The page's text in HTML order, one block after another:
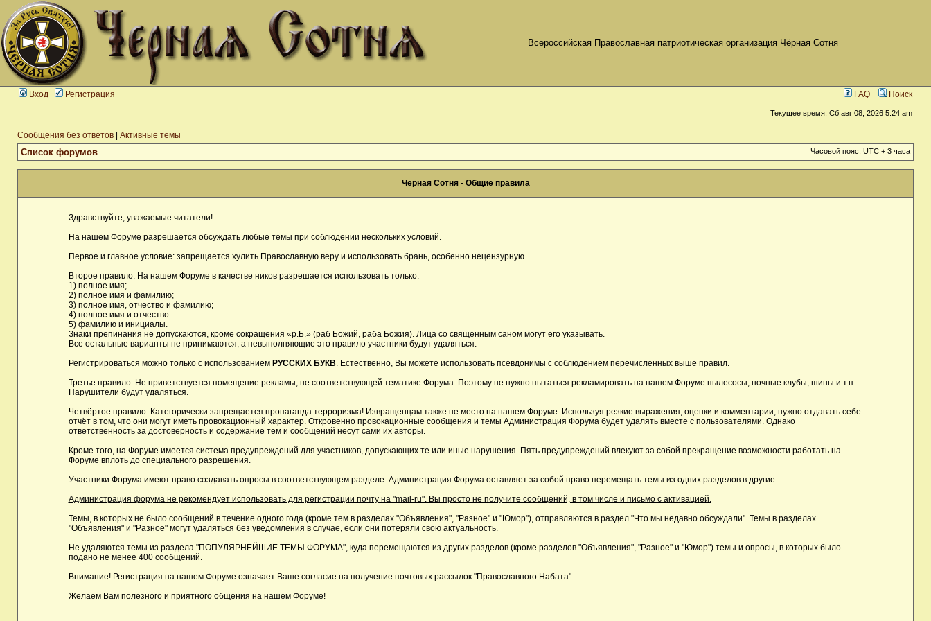
Всероссийская Православная патриотическая организация Чёрная Сотня
Вход Регистрация FAQ Поиск
Текущее время: Сб авг 08, 2026 5:24 am
Сообщения без ответов Активные темы
Список форумов Часовой пояс: UTC + 3 часа
Чёрная Сотня - Общие правила
Здравствуйте, уважаемые читатели!
На нашем Форуме разрешается обсуждать любые темы при соблюдении нескольких условий.
Первое и главное условие: запрещается хулить Православную веру и использовать брань, особенно нецензурную.
Второе правило. На нашем Форуме в качестве ников разрешается использовать только:
1) полное имя;
2) полное имя и фамилию;
3) полное имя, отчество и фамилию;
4) полное имя и отчество.
5) фамилию и инициалы.
Знаки препинания не допускаются, кроме сокращения «р.Б.» (раб Божий, раба Божия). Лица со священным саном могут его указывать.
Все остальные варианты не принимаются, а невыполняющие это правило участники будут удаляться.
Регистрироваться можно только с использованием РУССКИХ БУКВ. Естественно, Вы можете использовать псевдонимы с соблюдением перечисленных выше правил.
Третье правило. Не приветствуется помещение рекламы, не соответствующей тематике Форума. Поэтому не нужно пытаться рекламировать на нашем Форуме пылесосы, ночные клубы, шины и т.п.
Нарушители будут удаляться.
Четвёртое правило. Категорически запрещается пропаганда терроризма! Извращенцам также не место на нашем Форуме. Используя резкие выражения, оценки и комментарии, нужно отдавать себе
отчёт в том, что они могут иметь провокационный характер. Откровенно провокационные сообщения и темы Администрация Форума будет удалять вместе с пользователями. Однако
ответственность за достоверность и содержание тем и сообщений несут сами их авторы.
Кроме того, на Форуме имеется система предупреждений для участников, допускающих те или иные нарушения. Пять предупреждений влекуют за собой прекращение возможности работать на
Форуме вплоть до специального разрешения.
Участники Форума имеют право создавать опросы в соответствующем разделе. Администрация Форума оставляет за собой право перемещать темы из одних разделов в другие.
Администрация форума не рекомендует использовать для регистрации почту на "mail-ru". Вы просто не получите сообщений, в том числе и письмо с активацией.
Темы, в которых не было сообщений в течение одного года (кроме тем в разделах "Объявления", "Разное" и "Юмор"), отправляются в раздел "Что мы недавно обсуждали". Темы в разделах
"Объявления" и "Разное" могут удаляться без уведомления в случае, если они потеряли свою актуальность.
Не удаляются темы из раздела "ПОПУЛЯРНЕЙШИЕ ТЕМЫ ФОРУМА", куда перемещаются из других разделов (кроме разделов "Объявления", "Разное" и "Юмор") темы и опросы, в которых было
подано не менее 400 сообщений.
Внимание! Регистрация на нашем Форуме означает Ваше согласие на получение почтовых рассылок "Православного Набата".
Желаем Вам полезного и приятного общения на нашем Форуме!